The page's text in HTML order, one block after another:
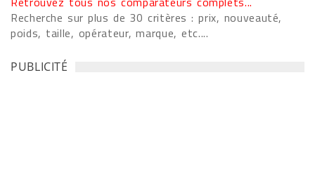
Recherche sur plus de 30 critères : prix, nouveauté,
poids, taille, opérateur, marque, etc....
PUBLICITÉ